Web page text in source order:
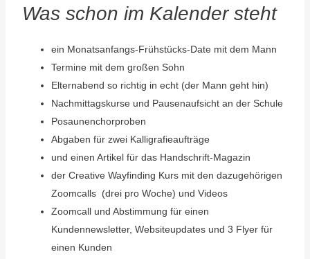
Was schon im Kalender steht
ein Monatsanfangs-Frühstücks-Date mit dem Mann
Termine mit dem großen Sohn
Elternabend so richtig in echt (der Mann geht hin)
Nachmittagskurse und Pausenaufsicht an der Schule
Posaunenchorproben
Abgaben für zwei Kalligrafieaufträge
und einen Artikel für das Handschrift-Magazin
der Creative Wayfinding Kurs mit den dazugehörigen
Zoomcalls (drei pro Woche) und Videos
Zoomcall und Abstimmung für einen
Kundennewsletter, Websiteupdates und 3 Flyer für
einen Kunden